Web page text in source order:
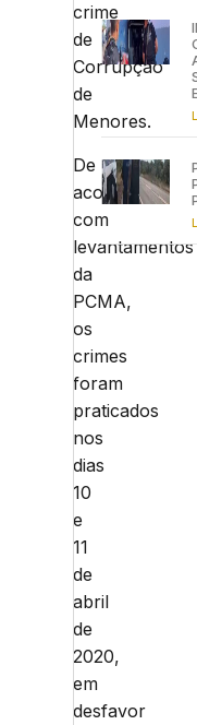
crime
de
Corrupção
de
Menores.
De
acordo
com
levantamentos
da
PCMA,
os
crimes
foram
praticados
nos
dias
10
e
11
de
abril
de
2020,
em
desfavor